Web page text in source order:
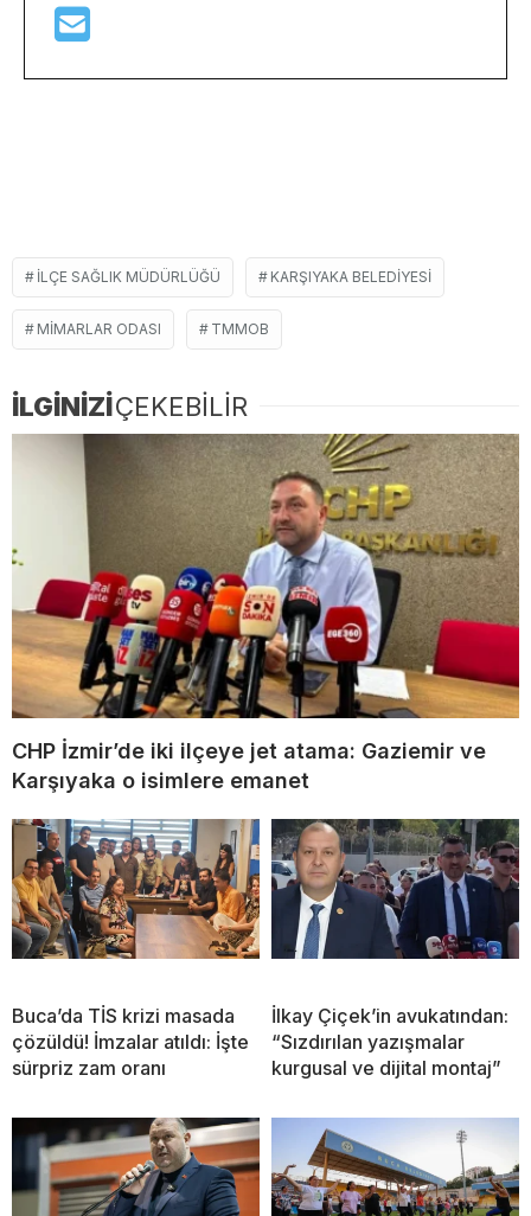
ILÇE SAĞLIK MÜDÜRLÜĞÜ KARŞIYAKA BELEDIYESI
MIMARLAR ODASI TMMOB
İLGİNİZİÇEKEBİLİR
CHP İzmir’de iki ilçeye jet atama: Gaziemir ve
Karşıyaka o isimlere emanet
Buca’da TİS krizi masada
çözüldü! İmzalar atıldı: İşte
sürpriz zam oranı
İlkay Çiçek’in avukatından:
“Sızdırılan yazışmalar
kurgusal ve dijital montaj”